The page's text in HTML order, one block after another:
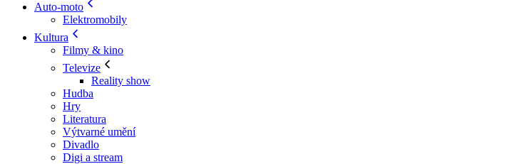
Auto-moto
Elektromobily
Kultura
Filmy & kino
Televize
Reality show
Hudba
Hry
Literatura
Výtvarné umění
Divadlo
Digi a stream